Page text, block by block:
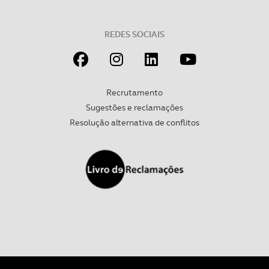
experiência de navegação no Website e nos serviços
REDES SOCIAIS
Recrutamento
Sugestões e reclamações
Resolução alternativa de conflitos